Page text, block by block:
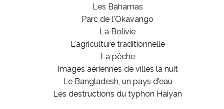
Les Bahamas
Parc de l'Okavango
La Bolivie
L'agriculture traditionnelle
La pêche
Images aériennes de villes la nuit
Le Bangladesh, un pays d'eau
Les destructions du typhon Haiyan